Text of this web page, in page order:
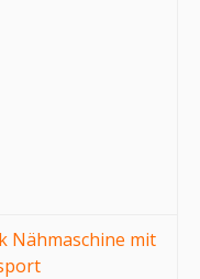
Nähmaschine mit